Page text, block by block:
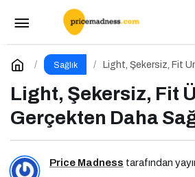
Sağlık
Light, Şekersiz, Fit
Light, Şekersiz, Fit
Gerçekten Daha
Price Madness tarafından
Anne Adaylarının Başucu
Yorum Yap